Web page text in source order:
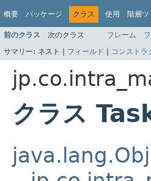
概要 パッケージ クラス 使用 階層ツ
前のクラス 次のクラス フレーム
サマリー: ネスト | フィールド | コンストラ
クラス